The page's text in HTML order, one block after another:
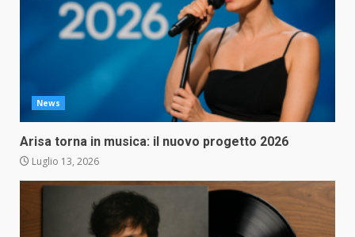
News
Arisa torna in musica: il nuovo progetto 2026
Luglio 13, 2026